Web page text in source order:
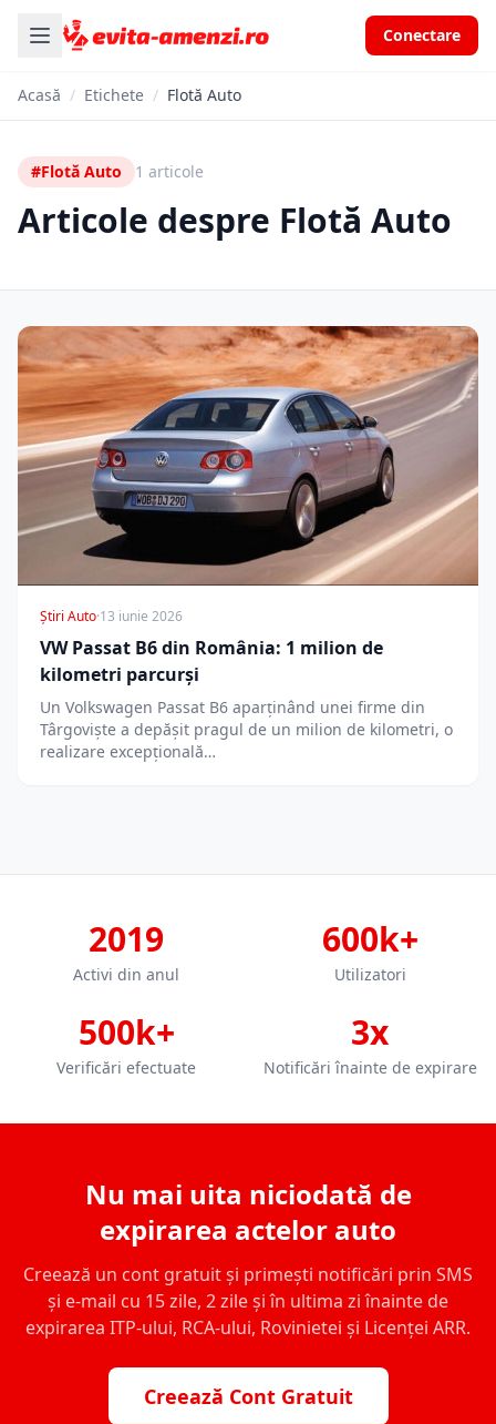
Conectare
Acasă / Etichete / Flotă Auto
#Flotă Auto 1 articole
Articole despre Flotă Auto
Știri Auto·13 iunie 2026
VW Passat B6 din România: 1 milion de
kilometri parcurși
Un Volkswagen Passat B6 aparținând unei firme din
Târgoviște a depășit pragul de un milion de kilometri, o
realizare excepțională…
2019
Activi din anul
600k+
Utilizatori
500k+
Verificări efectuate
3x
Notificări înainte de expirare
Nu mai uita niciodată de
expirarea actelor auto
Creează un cont gratuit și primești notificări prin SMS
și e-mail cu 15 zile, 2 zile și în ultima zi înainte de
expirarea ITP-ului, RCA-ului, Rovinietei și Licenței ARR.
Creează Cont Gratuit